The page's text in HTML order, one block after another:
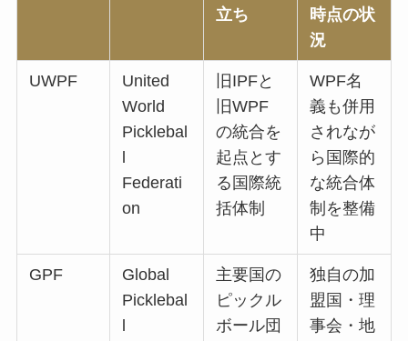
立ち
時点の状
況
UWPF
United
World
Picklebal
Federati
on
旧IPFと
旧WPF
の統合を
起点とす
る国際統
括体制
WPF名
義も併用
されなが
ら国際的
な統合体
制を整備
中
GPF
Global
Picklebal
主要国の
ピックル
ボール団
独自の加
盟国・理
事会・地